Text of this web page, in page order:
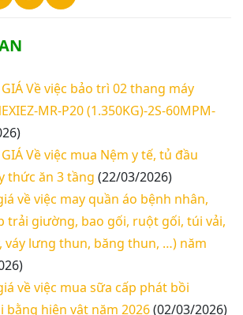
GIÁ Về việc bảo trì 02 thang máy
MR-P20 (1.350KG)-2S-60MPM-
GIÁ Về việc mua Nệm y tế, tủ đầu
thức ăn 3 tầng (22/03/2026)
về việc may quần áo bệnh nhân,
trải giường, bao gối, ruột gối, túi vải,
váy lưng thun, băng thun, …) năm
về việc mua sữa cấp phát bồi
bằng hiện vật năm 2026(02/03/2026)